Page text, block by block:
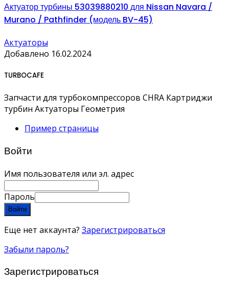
Актуатор турбины 53039880210 для Nissan Navara /
Murano / Pathfinder (модель BV-45)
Актуаторы
Добавлено 16.02.2024
TURBOCAFE
Запчасти для турбокомпрессоров CHRA Картриджи
турбин Актуаторы Геометрия
Пример страницы
Войти
Имя пользователя или эл. адрес
Пароль
Войти
Еще нет аккаунта? Зарегистрироваться
Забыли пароль?
Зарегистрироваться